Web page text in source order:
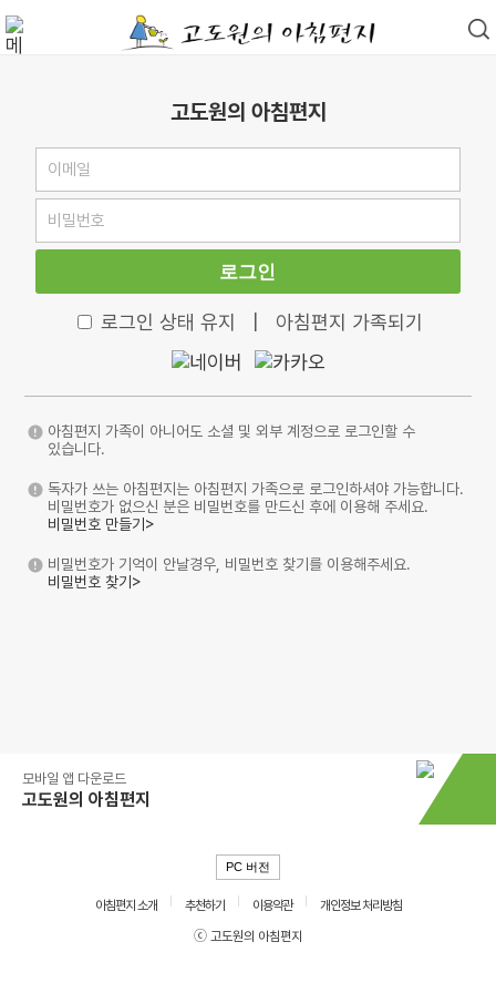
고도원의 아침편지
로그인
로그인 상태 유지 아침편지 가족되기
아침편지 가족이 아니어도 소셜 및 외부 계정으로 로그인할 수
있습니다.
독자가 쓰는 아침편지는 아침편지 가족으로 로그인하셔야 가능합니다.
비밀번호가 없으신 분은 비밀번호를 만드신 후에 이용해 주세요.
비밀번호 만들기>
비밀번호가 기억이 안날경우, 비밀번호 찾기를 이용해주세요.
비밀번호 찾기>
모바일 앱 다운로드
고도원의 아침편지
PC 버전
아침편지 소개 추천하기 이용약관
개인정보 처리방침
ⓒ 고도원의 아침편지